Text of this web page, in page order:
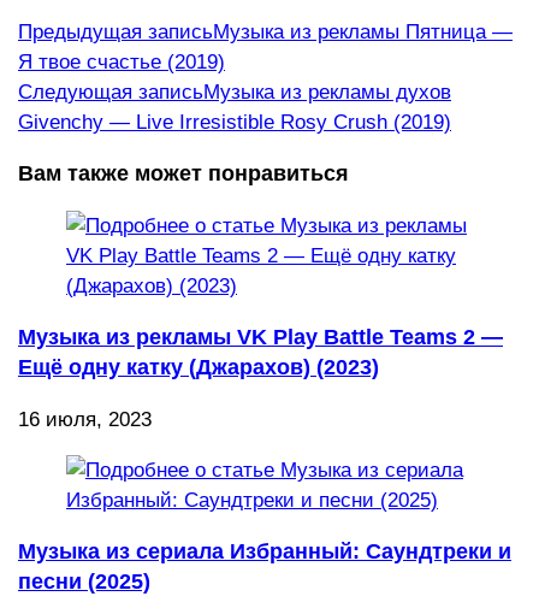
Еще
статьи
Предыдущая записьМузыка из рекламы Пятница —
Я твое счастье (2019)
Следующая записьМузыка из рекламы духов
Givenchy — Live Irresistible Rosy Crush (2019)
Вам также может понравиться
Музыка из рекламы VK Play Battle Teams 2 —
Ещё одну катку (Джарахов) (2023)
16 июля, 2023
Музыка из сериала Избранный: Саундтреки и
песни (2025)